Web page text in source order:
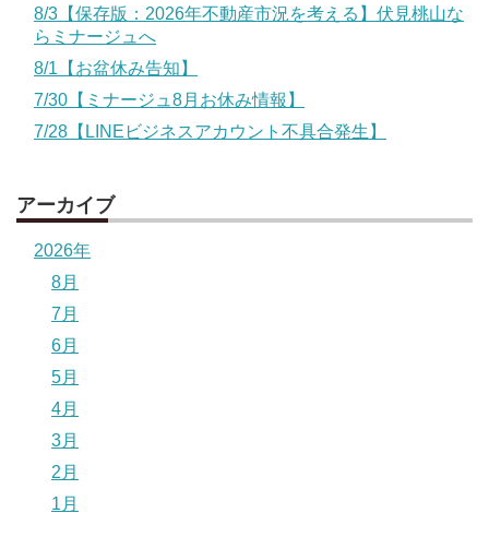
8/3【保存版：2026年不動産市況を考える】伏見桃山な
らミナージュへ
8/1【お盆休み告知】
7/30【ミナージュ8月お休み情報】
7/28【LINEビジネスアカウント不具合発生】
アーカイブ
2026年
8月
7月
6月
5月
4月
3月
2月
1月